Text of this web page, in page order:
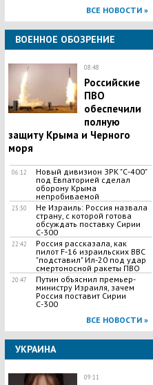
ВСЕ НОВОСТИ »
ВОЕННОЕ ОБОЗРЕНИЕ
08:48
Российские
ПВО
обеспечили
полную
защиту Крыма и Черного
моря
06:12
Новый дивизион ЗРК "С-400"
под Евпаторией сделал
оборону Крыма
непробиваемой
23:30
Не Израиль: Россия назвала
страну, с которой готова
обсуждать поставку Сирии
С-300
22:42
Россия рассказала, как
пилот F-16 израильских ВВС
"подставил" Ил-20 под удар
смертоносной ракеты ПВО
20:47
Путин объяснил премьер-
министру Израиля, зачем
Россия поставит Сирии
С-300
ВСЕ НОВОСТИ »
УКРАИНА
09:11